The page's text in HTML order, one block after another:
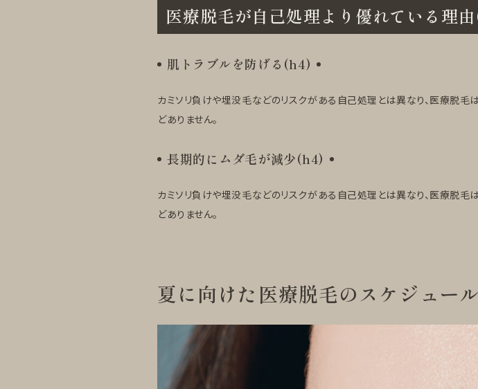
医療脱毛が自己処理より優れている理
肌トラブルを防げる(h4)
カミソリ負けや埋没毛などのリスクがある自己処理とは異なり、医療脱
どありません。
長期的にムダ毛が減少(h4)
カミソリ負けや埋没毛などのリスクがある自己処理とは異なり、医療脱
どありません。
夏に向けた医療脱毛のスケジュー